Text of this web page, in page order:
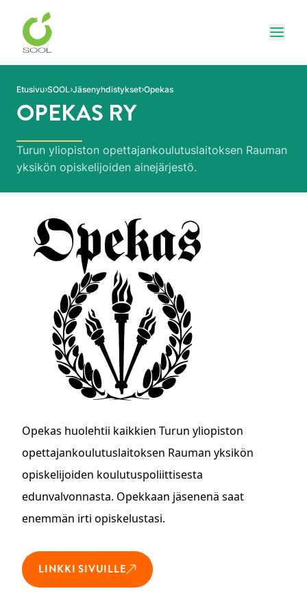
Siirry sivun sisältöön
Etusivu SOOL Jäsenyhdistykset Opekas
OPEKAS RY
Turun yliopiston opettajankoulutuslaitoksen Rauman
yksikön opiskelijoiden ainejärjestö.
Opekas huolehtii kaikkien Turun yliopiston
opettajankoulutuslaitoksen Rauman yksikön
opiskelijoiden koulutuspoliittisesta
edunvalvonnasta. Opekkaan jäsenenä saat
enemmän irti opiskelustasi.
LINKKI SIVUILLE